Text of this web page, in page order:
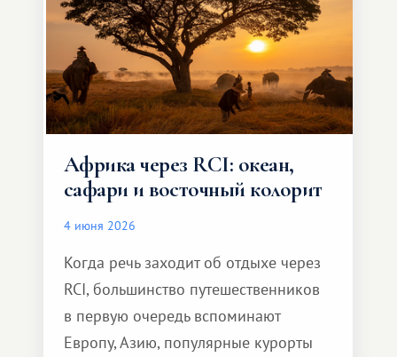
Африка через RCI: океан,
сафари и восточный колорит
4 июня 2026
Когда речь заходит об отдыхе через
RCI, большинство путешественников
в первую очередь вспоминают
Европу, Азию, популярные курорты